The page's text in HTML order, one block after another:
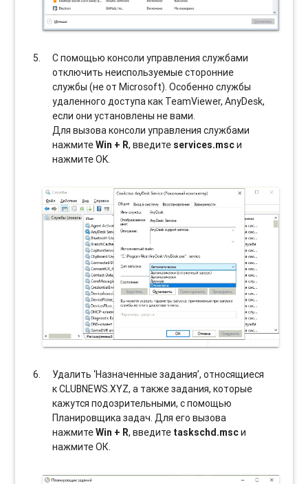
С помощью консоли управления службами
отключить неиспользуемые сторонние
службы (не от Microsoft). Особенно службы
удаленного доступа как TeamViewer, AnyDesk,
если они установлены не вами.
Для вызова консоли управления службами
нажмитеWin + R, введите services.mscи
нажмите OK.
Удалить ‘Назначенные задания’, относящиеся
к CLUBNEWS.XYZ, а также задания, которые
кажутся подозрительными, с помощью
Планировщика задач. Для его вызова
нажмитеWin + R, введите taskschd.mscи
нажмите ОК.